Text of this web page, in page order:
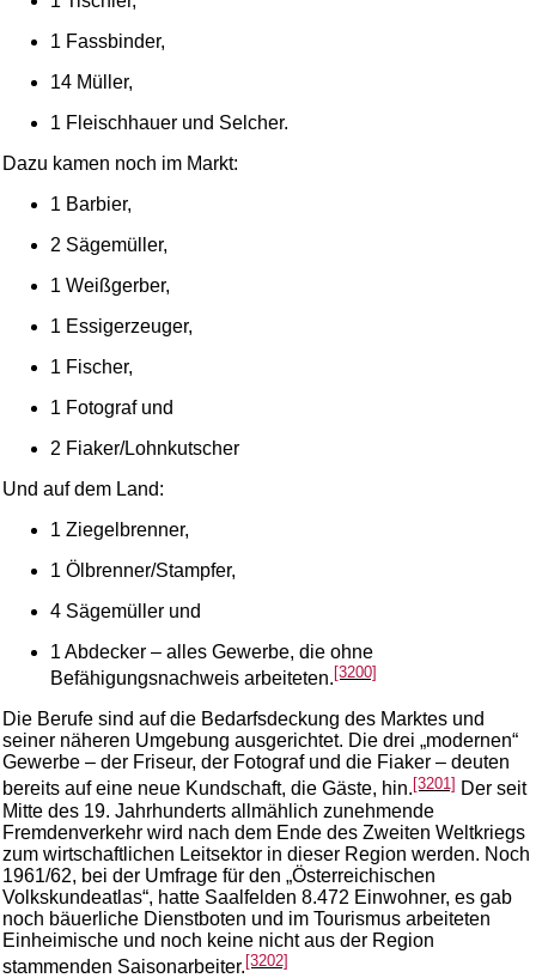
1 Fassbinder,
14 Müller,
1 Fleischhauer und Selcher.
Dazu kamen noch im Markt:
1 Barbier,
2 Sägemüller,
1 Weißgerber,
1 Essigerzeuger,
1 Fischer,
1 Fotograf und
2 Fiaker/Lohnkutscher
Und auf dem Land:
1 Ziegelbrenner,
1 Ölbrenner/Stampfer,
4 Sägemüller und
1 Abdecker – alles Gewerbe, die ohne
Befähigungsnachweis arbeiteten. [3200]
Die Berufe sind auf die Bedarfsdeckung des Marktes und
seiner näheren Umgebung ausgerichtet. Die drei „modernen“
Gewerbe – der Friseur, der Fotograf und die Fiaker – deuten
bereits auf eine neue Kundschaft, die Gäste, hin.[3201] Der seit
Mitte des 19. Jahrhunderts allmählich zunehmende
Fremdenverkehr wird nach dem Ende des Zweiten Weltkriegs
zum wirtschaftlichen Leitsektor in dieser Region werden. Noch
1961/62, bei der Umfrage für den „Österreichischen
Volkskundeatlas“, hatte Saalfelden 8.472 Einwohner, es gab
noch bäuerliche Dienstboten und im Tourismus arbeiteten
Einheimische und noch keine nicht aus der Region
stammenden Saisonarbeiter.[3202]